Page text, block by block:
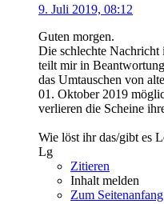
9. Juli 2019, 08:12
Guten morgen.
Die schlechte
teilt mir in
das Umtauschen von
01. Oktober 2019
verlieren die Scheine
Wie löst ihr das/gibt es
Lg
Zitieren
Inhalt melden
Zum Seitenanfang